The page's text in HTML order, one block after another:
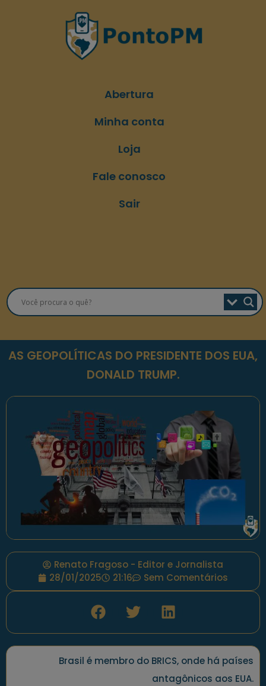
Abertura
Minha conta
Loja
Fale conosco
Sair
AS GEOPOLÍTICAS DO PRESIDENTE DOS EUA,
DONALD TRUMP.
Renato Fragoso - Editor e Jornalista
28/01/2025
21:16 Sem Comentários
Brasil é membro do BRICS, onde há países
antagônicos aos EUA.